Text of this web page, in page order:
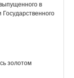
в
золотом